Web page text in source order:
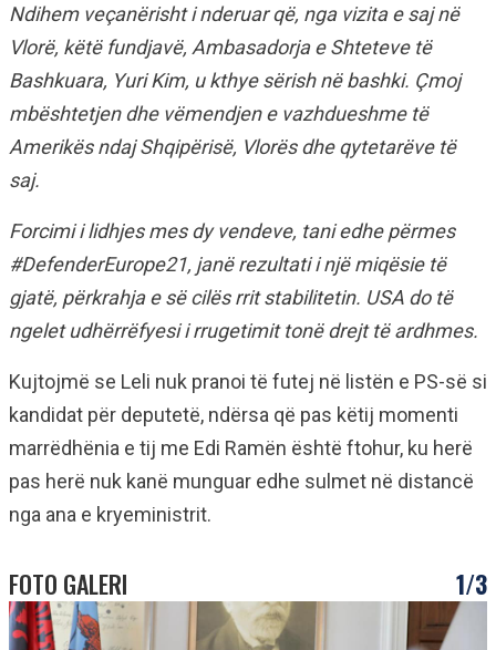
Ndihem veçanërisht i nderuar që, nga vizita e saj në
Vlorë, këtë fundjavë, Ambasadorja e Shteteve të
Bashkuara, Yuri Kim, u kthye sërish në bashki. Çmoj
mbështetjen dhe vëmendjen e vazhdueshme të
Amerikës ndaj Shqipërisë, Vlorës dhe qytetarëve të
saj.
Forcimi i lidhjes mes dy vendeve, tani edhe përmes
#DefenderEurope21, janë rezultati i një miqësie të
gjatë, përkrahja e së cilës rrit stabilitetin. USA do të
ngelet udhërrëfyesi i rrugetimit tonë drejt të ardhmes.
Kujtojmë se Leli nuk pranoi të futej në listën e PS-së si
kandidat për deputetë, ndërsa që pas këtij momenti
marrëdhënia e tij me Edi Ramën është ftohur, ku herë
pas herë nuk kanë munguar edhe sulmet në distancë
nga ana e kryeministrit.
FOTO GALERI 1/3